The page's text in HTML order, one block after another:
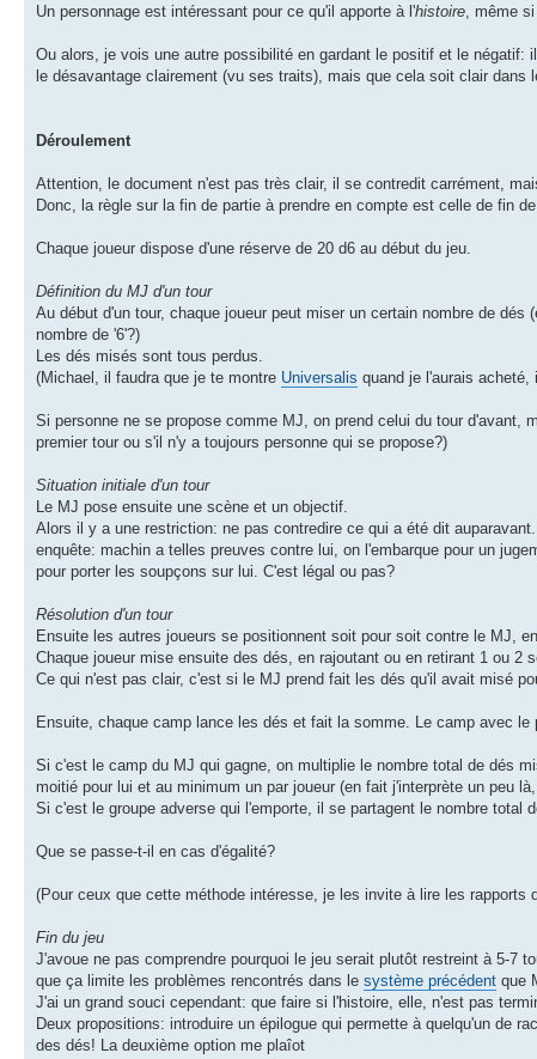
Un personnage est intéressant pour ce qu'il apporte à l'histoire , même
Ou alors, je vois une autre possibilité en gardant le positif et le négatif:
le désavantage clairement (vu ses traits), mais que cela soit clair dans
Déroulement
Attention, le document n'est pas très clair, il se contredit carrément,
Donc, la règle sur la fin de partie à prendre en compte est celle de fin de
Chaque joueur dispose d'une réserve de 20 d6 au début du jeu.
Définition du MJ d'un tour
Au début d'un tour, chaque joueur peut miser un certain nombre de
nombre de '6'?)
Les dés misés sont tous perdus.
(Michael, il faudra que je te montre Universalis quand je l'aurais
Si personne ne se propose comme MJ, on prend celui du tour
premier tour ou s'il n'y a toujours personne qui se propose?)
Situation initiale d'un tour
Le MJ pose ensuite une scène et un objectif.
Alors il y a une restriction: ne pas contredire ce qui a été dit
enquête: machin a telles preuves contre lui, on l'embarque pour un
pour porter les soupçons sur lui. C'est légal ou pas?
Résolution d'un tour
Ensuite les autres joueurs se positionnent soit pour soit contre le MJ,
Chaque joueur mise ensuite des dés, en rajoutant ou en retirant 1 ou 2
Ce qui n'est pas clair, c'est si le MJ prend fait les dés qu'il avait misé
Ensuite, chaque camp lance les dés et fait la somme. Le camp avec le
Si c'est le camp du MJ qui gagne, on multiplie le nombre total de dés
moitié pour lui et au minimum un par joueur (en fait j'interprète un peu
Si c'est le groupe adverse qui l'emporte, il se partagent le nombre total
Que se passe-t-il en cas d'égalité?
(Pour ceux que cette méthode intéresse, je les invite à lire les rapports
Fin du jeu
J'avoue ne pas comprendre pourquoi le jeu serait plutôt restreint à 5-7
que ça limite les problèmes rencontrés dans le système précédent que
J'ai un grand souci cependant: que faire si l'histoire, elle, n'est pas
Deux propositions: introduire un épilogue qui permette à quelqu'un de
des dés! La deuxième option me plaîot